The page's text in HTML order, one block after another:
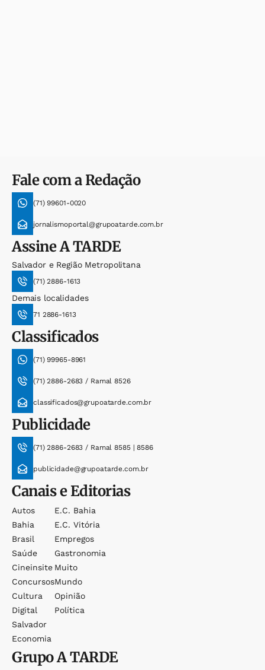
Fale com a Redação
(71) 99601-0020
jornalismoportal@grupoatarde.com.br
AssineA TARDE
Salvador e Região Metropolitana
(71) 2886-1613
Demais localidades
71 2886-1613
Classificados
(71) 99965-8961
(71) 2886-2683 / Ramal 8526
classificados@grupoatarde.com.br
Publicidade
(71) 2886-2683 / Ramal 8585 | 8586
publicidade@grupoatarde.com.br
Canais e Editorias
Autos
Bahia
Brasil
Saúde
Cineinsite
Concursos
Cultura
Digital
Salvador
Economia
E.c. Bahia
E.c. Vitória
Empregos
Gastronomia
Muito
Mundo
Opinião
Política
GrupoA TARDE